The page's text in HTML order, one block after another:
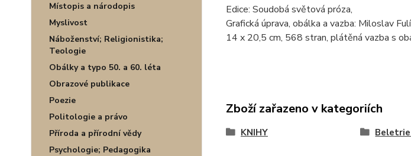
Místopis a národopis
Myslivost
Náboženství; Religionistika;
Teologie
Obálky a typo 50. a 60. léta
Obrazové publikace
Poezie
Politologie a právo
Příroda a přírodní vědy
Psychologie; Pedagogika
Edice: Soudobá světová próza,
Grafická úprava, obálka a vazba: Miloslav
14 x 20,5 cm, 568 stran, plátěná vazba s
Zboží zařazeno v kategoriích
KNIHY